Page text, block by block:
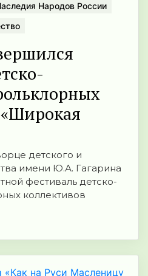
Народов России
детского и
имени Ю.А. Гагарина
фестиваль детско-
коллективов